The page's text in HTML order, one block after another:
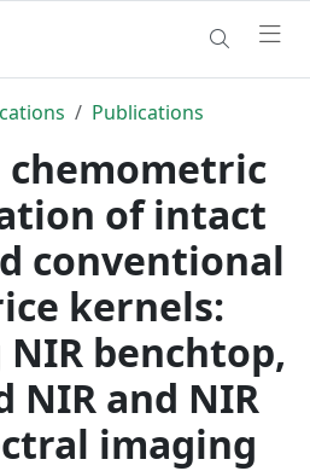
Publications
chemometric
of intact
conventional
kernels:
benchtop,
NIR and NIR
imaging